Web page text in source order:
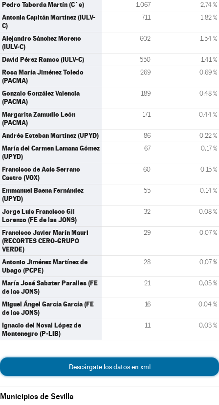
Pedro Taborda Martín (C´s) 1.067 2,74 %
Antonia Capitán Martínez (IULV-
C)
711 1,82 %
Alejandro Sánchez Moreno
(IULV-C)
602 1,54 %
David Pérez Ramos (IULV-C) 550 1,41 %
Rosa María Jiménez Toledo
(PACMA)
269 0,69 %
Gonzalo González Valencia
(PACMA)
189 0,48 %
Margarita Zamudio León
(PACMA)
171 0,44 %
Andrés Esteban Martínez (UPYD) 86 0,22 %
María del Carmen Lamana Gómez
(UPYD)
67 0,17 %
Francisco de Asís Serrano
Castro (VOX)
60 0,15 %
Emmanuel Baena Fernández
(UPYD)
55 0,14 %
Jorge Luis Francisco Gil
Lorenzo (FE de las JONS)
32 0,08 %
Francisco Javier Marín Mauri
(RECORTES CERO-GRUPO
VERDE)
29 0,07 %
Antonio Jiménez Martínez de
Ubago (PCPE)
28 0,07 %
María José Sabater Paralles (FE
de las JONS)
21 0,05 %
Miguel Ángel García García (FE
de las JONS)
16 0,04 %
Ignacio del Noval López de
Montenegro (P-LIB)
11 0,03 %
Descárgate los datos en xml
Municipios de Sevilla